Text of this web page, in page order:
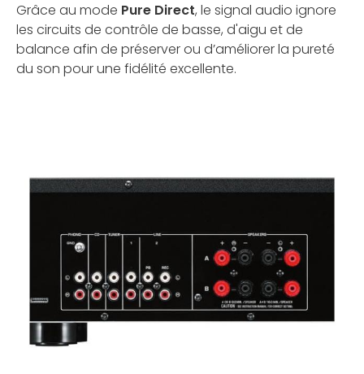
Grâce au mode Pure Direct, le signal audio ignore
les circuits de contrôle de basse, d'aigu et de
balance afin de préserver ou d’améliorer la pureté
du son pour une fidélité excellente.